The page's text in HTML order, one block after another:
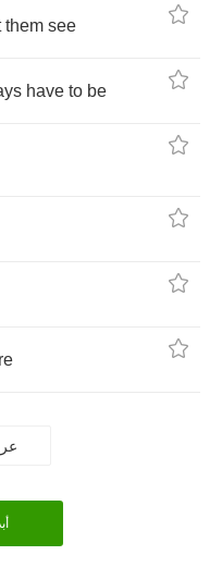
them see
have to be